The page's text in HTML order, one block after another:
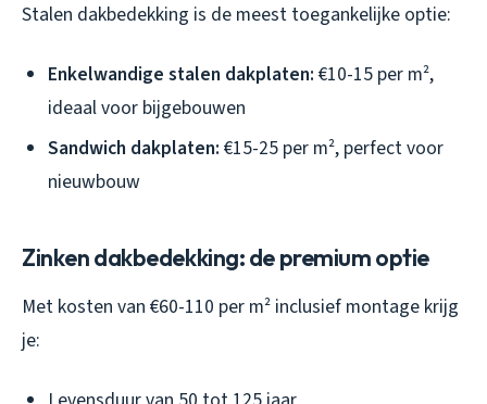
Stalen dakbedekking is de meest toegankelijke optie:
Enkelwandige stalen dakplaten: €10-15 per m²,
ideaal voor bijgebouwen
Sandwich dakplaten: €15-25 per m², perfect voor
nieuwbouw
Zinken dakbedekking: de premium optie
Met kosten van €60-110 per m² inclusief montage krijg
je: